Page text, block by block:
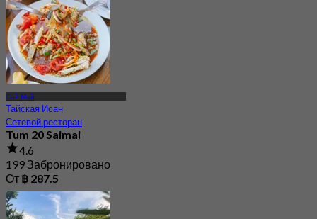
Сай Май
Тайская Исан
Сетевой ресторан
Tum 20 Saimai
4.6
199 Забронировано
От ฿ 287.5